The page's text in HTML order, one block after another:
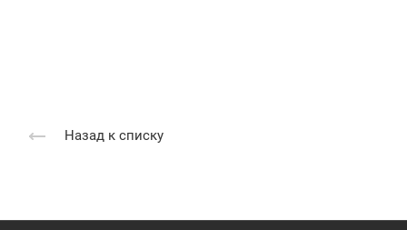
Назад к списку